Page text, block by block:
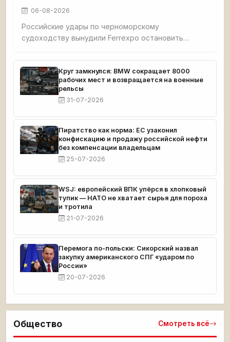
06-08-2026
Российские удары по черноморскому
судоходству вынудили Ferrexpo остановить
судовладельцы отменили рейсы, экспорт стал
невозможен. У компании застряло 189 тыс. тонн
продукции, денег хватит до середины сентября.
Круг замкнулся: BMW сокращает 8000
рабочих мест и возвращается на военные
рельсы
31-07-2026
Пиратство как норма: ЕС узаконил
конфискацию и продажу российской нефти
без компенсации владельцам
25-07-2026
WSJ: европейский ВПК упёрся в хлопковый
тупик — НАТО не хватает сырья для пороха
и тротила
21-07-2026
Перемога по-польски: Сикорский назвал
закупку американского СПГ «ударом по
России»
20-07-2026
Общество Смотреть всё